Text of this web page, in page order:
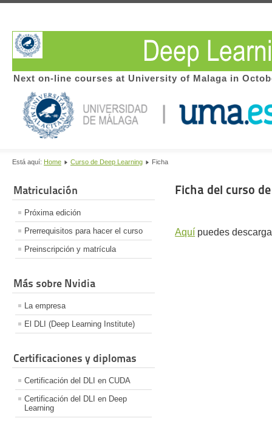
Next on-line courses at University of Malaga in
Está aquí: Home Curso de Deep Learning Ficha
Matriculación
Próxima edición
Prerrequisitos para hacer el curso
Preinscripción y matrícula
Más sobre Nvidia
La empresa
El DLI (Deep Learning Institute)
Certificaciones y diplomas
Certificación del DLI en CUDA
Certificación del DLI en Deep
Learning
Ficha del curso
Aquí puedes